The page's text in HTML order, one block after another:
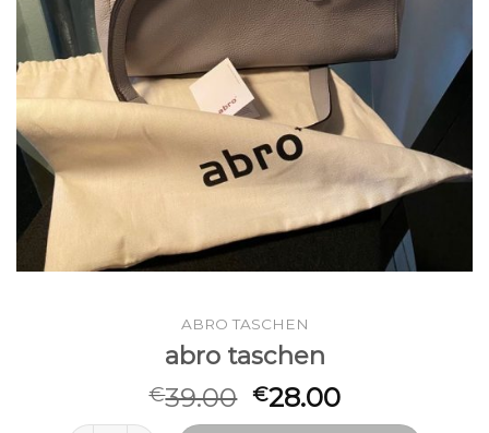
ABRO TASCHEN
abro taschen
€39.00 €28.00